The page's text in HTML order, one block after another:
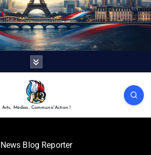
Arts, Médias, Communic'Action !
News Blog Reporter